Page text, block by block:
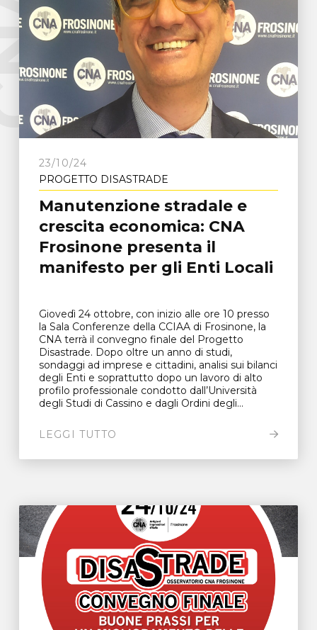
23/10/24
PROGETTO DISASTRADE
Manutenzione stradale e
crescita economica: CNA
Frosinone presenta il
manifesto per gli Enti Locali
Giovedì 24 ottobre, con inizio alle ore 10 presso
la Sala Conferenze della CCIAA di Frosinone, la
CNA terrà il convegno finale del Progetto
Disastrade. Dopo oltre un anno di studi,
sondaggi ad imprese e cittadini, analisi sui bilanci
degli Enti e soprattutto dopo un lavoro di alto
profilo professionale condotto dall’Università
degli Studi di Cassino e dagli Ordini degli...
LEGGI TUTTO